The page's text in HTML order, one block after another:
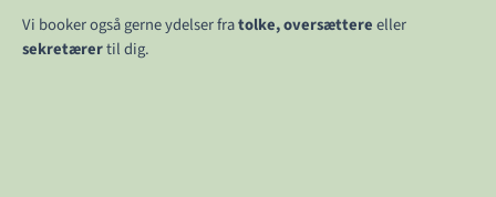
Vi booker også gerne ydelser fratolke, oversættereeller
sekretærertil dig.